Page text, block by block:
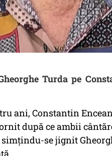
Turda pe
ani, Constantin
după ce ambii
se jignit